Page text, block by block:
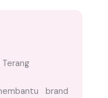
brand